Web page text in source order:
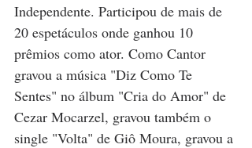
Independente. Participou de mais de
20 espetáculos onde ganhou 10
prêmios como ator. Como Cantor
gravou a música "Diz Como Te
Sentes" no álbum "Cria do Amor" de
Cezar Mocarzel, gravou também o
single "Volta" de Giô Moura, gravou a